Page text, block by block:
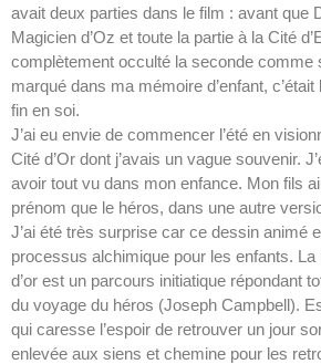
avait deux parties dans le film : avant que
Magicien d’Oz et toute la partie à la Cité
complètement occulté la seconde comme
marqué dans ma mémoire d’enfant,
fin en soi.
J’ai eu envie de commencer l’été en
Cité d’Or dont j’avais un vague souvenir.
avoir tout vu dans mon enfance. Mon fils
prénom que le héros, dans une autre
J’ai été très surprise car ce dessin animé
processus alchimique pour les enfants.
d’or est un parcours initiatique répondant
du voyage du héros (Joseph Campbell).
qui caresse l’espoir de retrouver un jour
enlevée aux siens et chemine pour les